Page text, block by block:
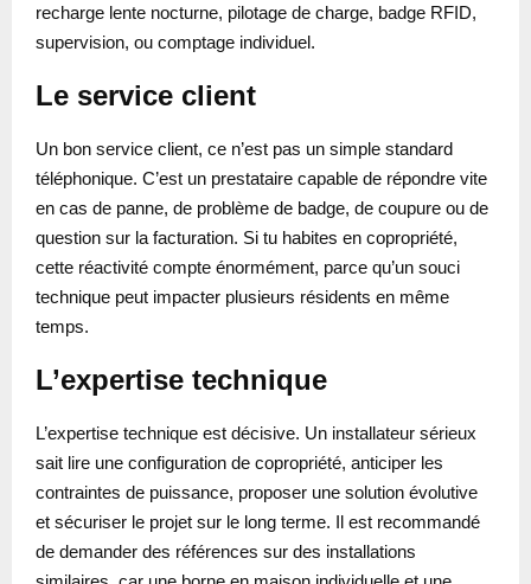
recharge lente nocturne, pilotage de charge, badge RFID,
supervision, ou comptage individuel.
Le service client
Un bon service client, ce n’est pas un simple standard
téléphonique. C’est un prestataire capable de répondre vite
en cas de panne, de problème de badge, de coupure ou de
question sur la facturation. Si tu habites en copropriété,
cette réactivité compte énormément, parce qu’un souci
technique peut impacter plusieurs résidents en même
temps.
L’expertise technique
L’expertise technique est décisive. Un installateur sérieux
sait lire une configuration de copropriété, anticiper les
contraintes de puissance, proposer une solution évolutive
et sécuriser le projet sur le long terme. Il est recommandé
de demander des références sur des installations